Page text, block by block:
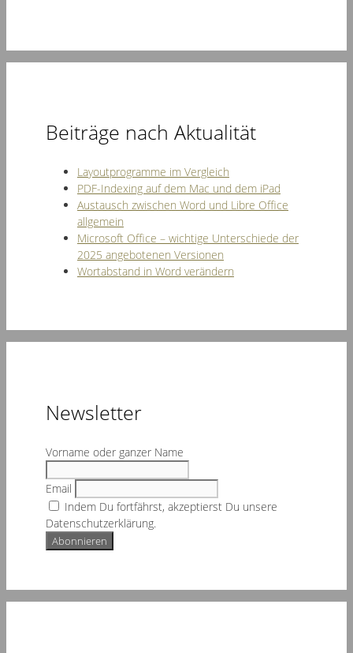
Beiträge nach Aktualität
Layoutprogramme im Vergleich
PDF-Indexing auf dem Mac und dem iPad
Austausch zwischen Word und Libre Office
allgemein
Microsoft Office – wichtige Unterschiede der
2025 angebotenen Versionen
Wortabstand in Word verändern
Newsletter
Vorname oder ganzer Name
Email
Indem Du fortfährst, akzeptierst Du unsere
Datenschutzerklärung.